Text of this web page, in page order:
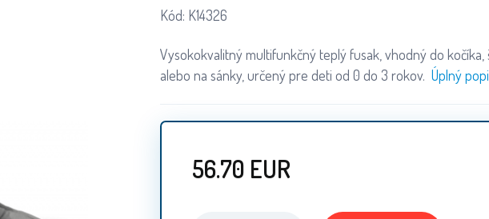
Kód: K14326
Vysokokvalitný multifunkčný teplý fusak, vhodný do
alebo na sánky, určený pre deti od 0 do 3 rokov. Úplný
56.70 EUR